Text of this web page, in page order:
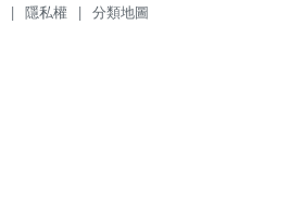
| 隱私權 | 分類地圖